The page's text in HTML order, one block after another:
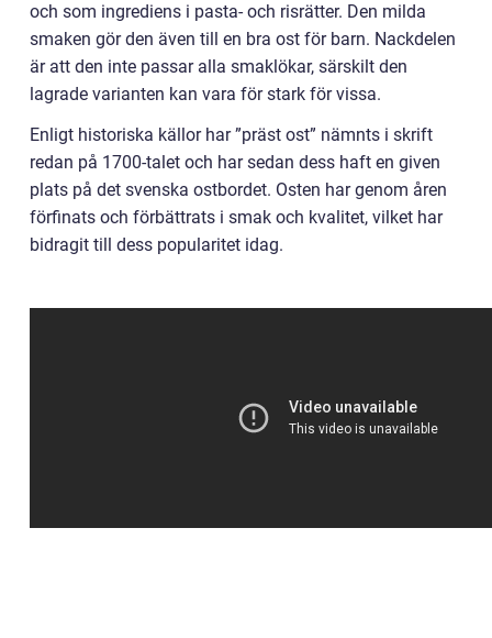
och som ingrediens i pasta- och risrätter. Den milda
smaken gör den även till en bra ost för barn. Nackdelen
är att den inte passar alla smaklökar, särskilt den
lagrade varianten kan vara för stark för vissa.
Enligt historiska källor har ”präst ost” nämnts i skrift
redan på 1700-talet och har sedan dess haft en given
plats på det svenska ostbordet. Osten har genom åren
förfinats och förbättrats i smak och kvalitet, vilket har
bidragit till dess popularitet idag.